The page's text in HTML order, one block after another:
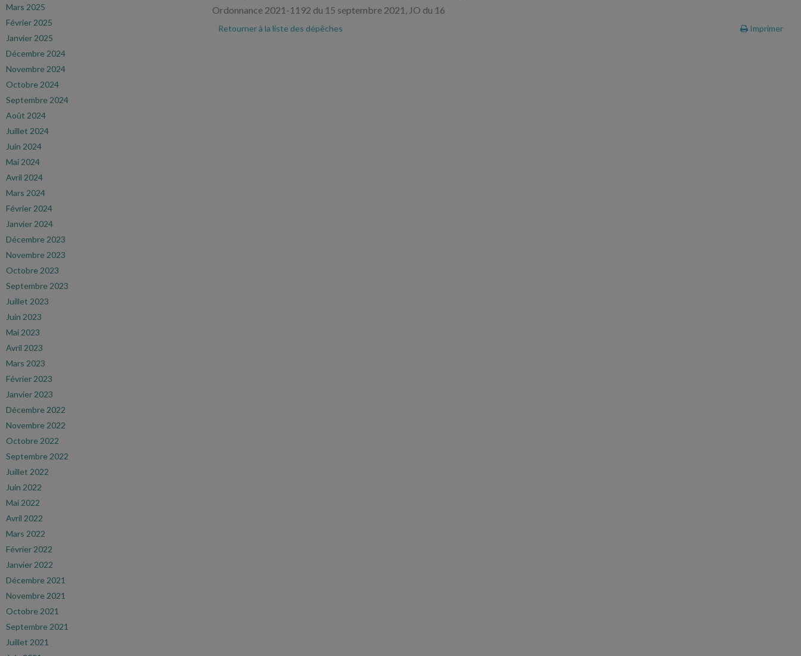
Mars 2025
Février 2025
Janvier 2025
Décembre 2024
Novembre 2024
Octobre 2024
Septembre 2024
Août 2024
Juillet 2024
Juin 2024
Mai 2024
Avril 2024
Mars 2024
Février 2024
Janvier 2024
Décembre 2023
Novembre 2023
Octobre 2023
Septembre 2023
Juillet 2023
Juin 2023
Mai 2023
Avril 2023
Mars 2023
Février 2023
Janvier 2023
Décembre 2022
Novembre 2022
Octobre 2022
Septembre 2022
Juillet 2022
Juin 2022
Mai 2022
Avril 2022
Mars 2022
Février 2022
Janvier 2022
Décembre 2021
Novembre 2021
Octobre 2021
Septembre 2021
Juillet 2021
Ordonnance 2021-1192 du 15 septembre 2021, JO du 16
Retourner à la liste des dépêches Imprimer